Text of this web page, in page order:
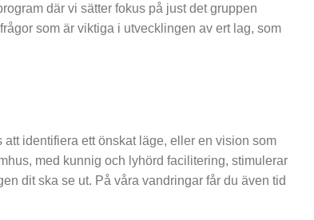
där vi sätter fokus på just det gruppen
som är viktiga i utvecklingen av ert lag, som
identifiera ett önskat läge, eller en vision som
med kunnig och lyhörd facilitering, stimulerar
dit ska se ut. På våra vandringar får du även tid